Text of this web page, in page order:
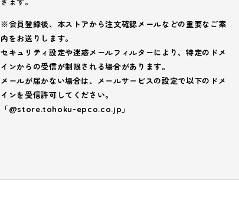
※会員登録後、本ストアから注文確認メールなどの重要なご案
内をお送りします。
セキュリティ設定や迷惑メールフィルターにより、特定のドメ
インからの受信が制限される場合があります。
メールが届かない場合は、メールサービスの設定で以下のドメ
インを受信許可してください。
「@store.tohoku-epco.co.jp」